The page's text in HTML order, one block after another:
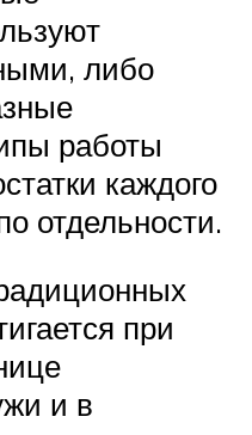
либо
работы
каждого
отдельности.
при
и в